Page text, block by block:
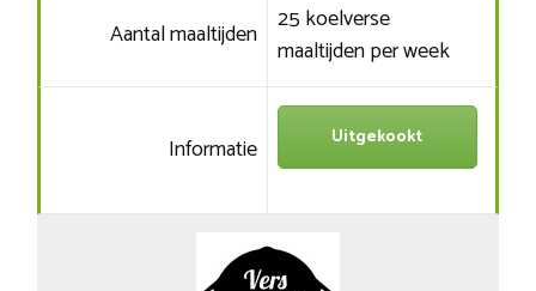
Aantal maaltijden 25 koelverse
maaltijden per week
Informatie Uitgekookt